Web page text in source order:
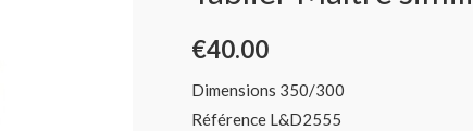
€40.00
Dimensions 350/300
Référence L&D2555